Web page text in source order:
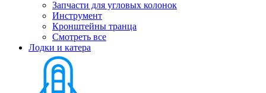
Запчасти для угловых колонок
Инструмент
Кронштейны транца
Смотреть все
Лодки и катера